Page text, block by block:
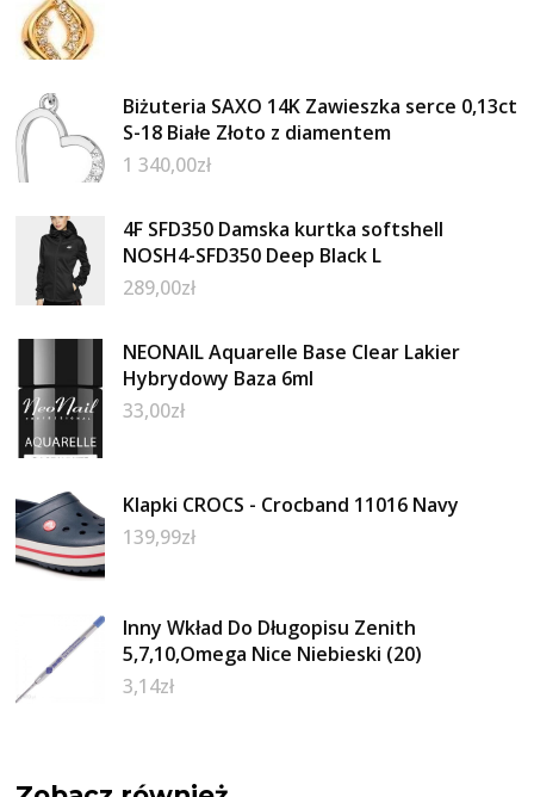
Biżuteria SAXO 14K Zawieszka serce 0,13ct
S-18 Białe Złoto z diamentem
1 340,00zł
4F SFD350 Damska kurtka softshell
NOSH4-SFD350 Deep Black L
289,00zł
NEONAIL Aquarelle Base Clear Lakier
Hybrydowy Baza 6ml
33,00zł
Klapki CROCS - Crocband 11016 Navy
139,99zł
Inny Wkład Do Długopisu Zenith
5,7,10,Omega Nice Niebieski (20)
3,14zł